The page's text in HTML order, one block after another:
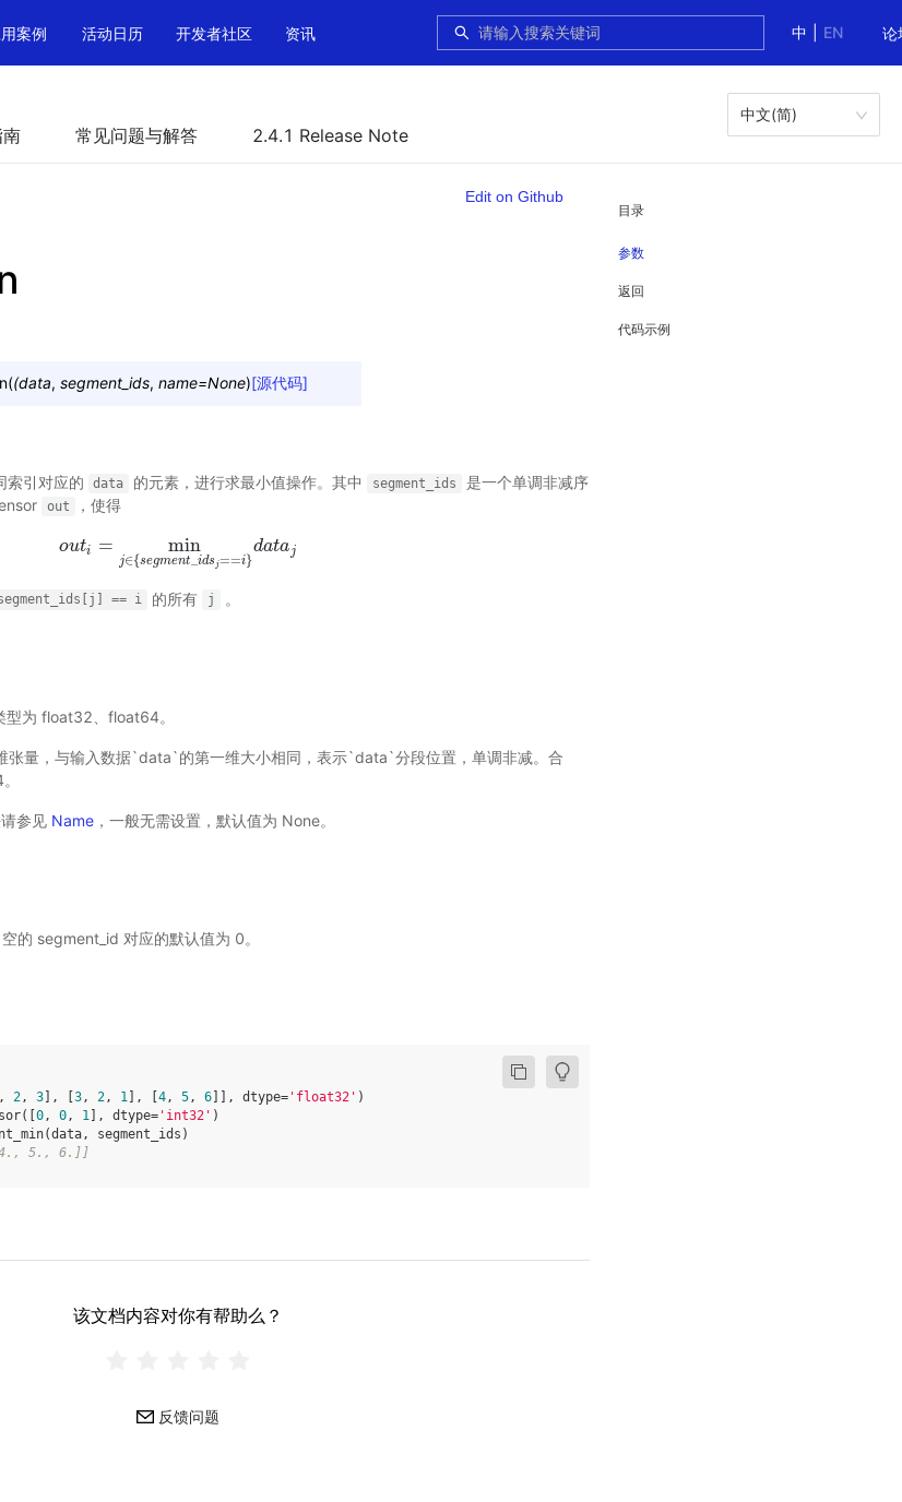
中
EN 论
案例 活动日历 开发者社区 资讯
常见问题与解答 2.4.1 Release Note
中文(简)
目录
参数
返回
代码示例
Edit on Github
((data, segment_ids, name=None)[源代码]
索引对应的 data 的元素，进行求最小值操作。其中 segment_ids
是一个单调非减序
out ，使得
outi = min
j∈{segment idsj==i}
dataj
outi= min ment i}dataj
== i 的所有 j 。
型为 float32、float64。
张量，与输入数据`data`的第一维大小相同，表示`data`分段位置，单调非减。合
参见 Name ，一般无需设置，默认值为 None。
的 segment_id 对应的默认值为 0。
, 2 , 3], [3 , 2 , 1 ], [4 , 5 , 6]], dtype= 'float32' )
([0 , 0 , 1 ], dtype= 'int32' )
(data , segment_ids )
5., 6.]]
该文档内容对你有帮助么？
反馈问题